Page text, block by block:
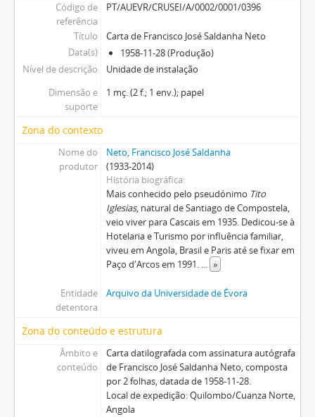
Código de
referência
PT/AUEVR/CRUSEI/A/0002/0001/0396
Título
Carta de Francisco José Saldanha Neto
Data(s)
1958-11-28 (Produção)
Nível de descrição
Unidade de instalação
Dimensão e
suporte
1 mç. (2 f.; 1 env.); papel
Zona do contexto
Nome do
produtor
Neto, Francisco José Saldanha
(1933-2014)
História biográfica
Mais conhecido pelo pseudónimo Tito
Iglesias, natural de Santiago de Compostela,
veio viver para Cascais em 1935. Dedicou-se à
Hotelaria e Turismo por influência familiar,
viveu em Angola, Brasil e Paris até se fixar em
Paço d'Arcos em 1991. ... »
Entidade
detentora
Arquivo da Universidade de Évora
Zona do conteúdo e estrutura
Âmbito e
conteúdo
Carta datilografada com assinatura autógrafa
de Francisco José Saldanha Neto, composta
por 2 folhas, datada de 1958-11-28.
Local de expedição: Quilombo/Cuanza Norte,
Angola